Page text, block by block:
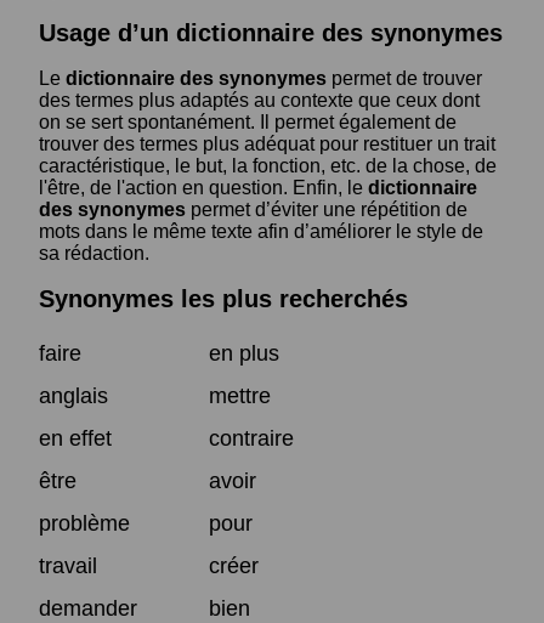
Usage d’un dictionnaire des synonymes
Le dictionnaire des synonymes permet de trouver
des termes plus adaptés au contexte que ceux dont
on se sert spontanément. Il permet également de
trouver des termes plus adéquat pour restituer un trait
caractéristique, le but, la fonction, etc. de la chose, de
l'être, de l'action en question. Enfin, le dictionnaire
des synonymes permet d’éviter une répétition de
mots dans le même texte afin d’améliorer le style de
sa rédaction.
Synonymes les plus recherchés
faire
en plus
anglais
mettre
en effet
contraire
être
avoir
problème
pour
travail
créer
demander
bien